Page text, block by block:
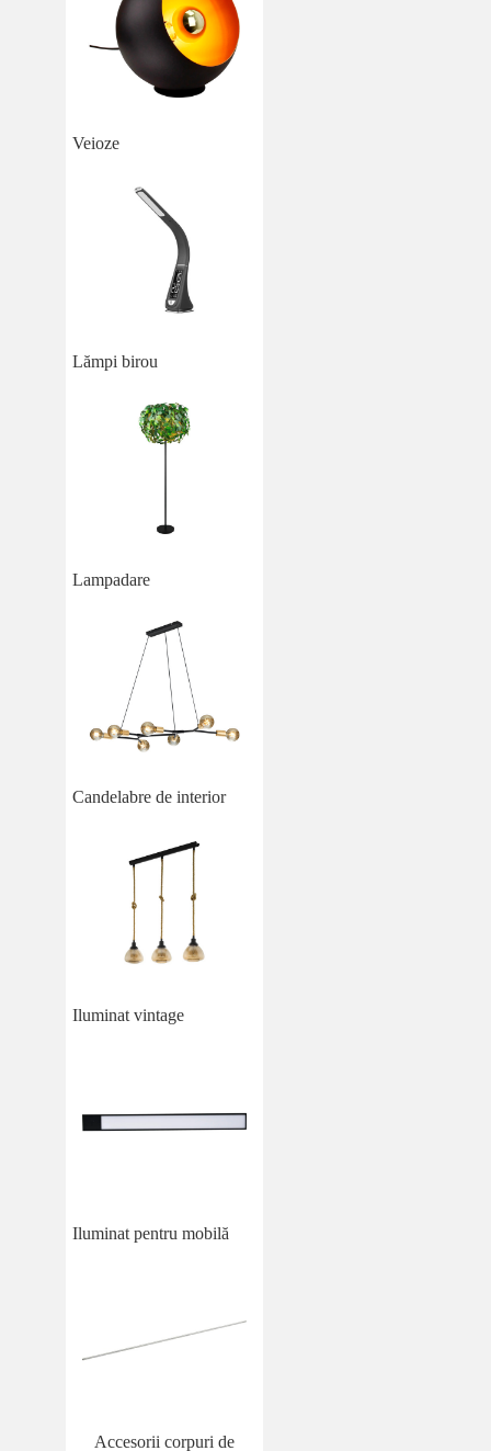
Veioze
Lămpi birou
Lampadare
Candelabre de interior
Iluminat vintage
Iluminat pentru mobilă
Accesorii corpuri de